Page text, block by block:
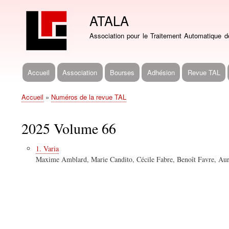
ATALA
Association pour le Traitement Automatique
Navigation
Accueil Association Bourses Adhésion Revue TAL
Fil
Accueil Numéros de la revue TAL
2025 Volume 66
1. Varia
Maxime Amblard, Marie Candito, Cécile Fabre, Benoît Favre,